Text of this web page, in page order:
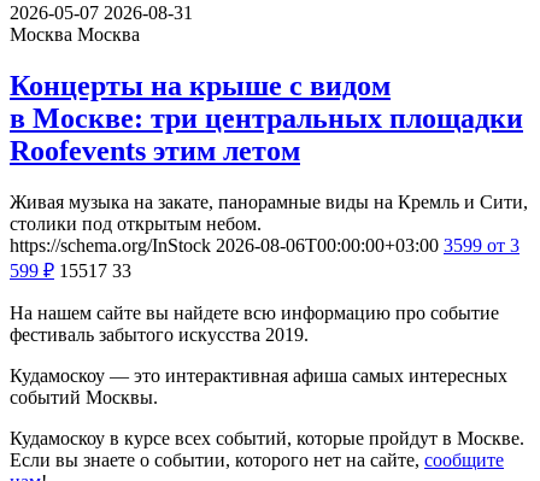
2026-05-07 2026-08-31
Москва Москва
Концерты на крыше с видом
в Москве: три центральных площадки
Roofevents этим летом
Живая музыка на закате, панорамные виды на Кремль и Сити,
столики под открытым небом.
https://schema.org/InStock 2026-08-06T00:00:00+03:00 3599 от 3
599 ₽ 15517 33
На нашем сайте вы найдете всю информацию про событие
фестиваль забытого искусства 2019.
Кудамоскоу — это интерактивная афиша самых интересных
событий Москвы.
Кудамоскоу в курсе всех событий, которые пройдут в Москве.
Если вы знаете о событии, которого нет на сайте, сообщите